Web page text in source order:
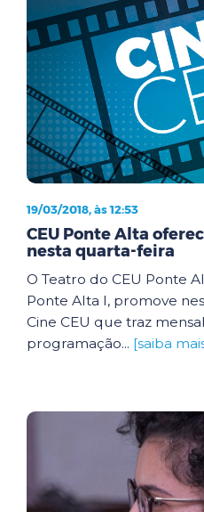
19/03/2018, às 12:53
CEU Ponte Alta
nesta quarta-feira
O Teatro do CEU Ponte
Ponte Alta I, promove
Cine CEU que traz
programação... [saiba